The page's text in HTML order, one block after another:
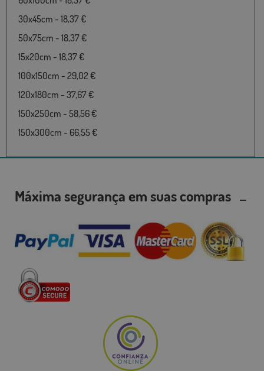
30x45cm - 18,37 €
50x75cm - 18,37 €
15x20cm - 18,37 €
100x150cm - 29,02 €
120x180cm - 37,67 €
150x250cm - 58,56 €
150x300cm - 66,55 €
Máxima segurança em suas compras